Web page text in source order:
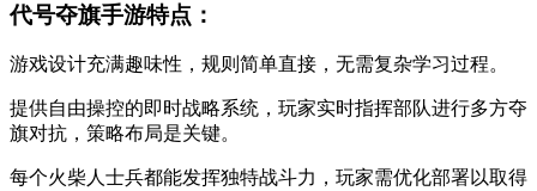
代号夺旗手游特点：
游戏设计充满趣味性，规则简单直接，无需复杂学习过程。
提供自由操控的即时战略系统，玩家实时指挥部队进行多方夺
旗对抗，策略布局是关键。
每个火柴人士兵都能发挥独特战斗力，玩家需优化部署以取得